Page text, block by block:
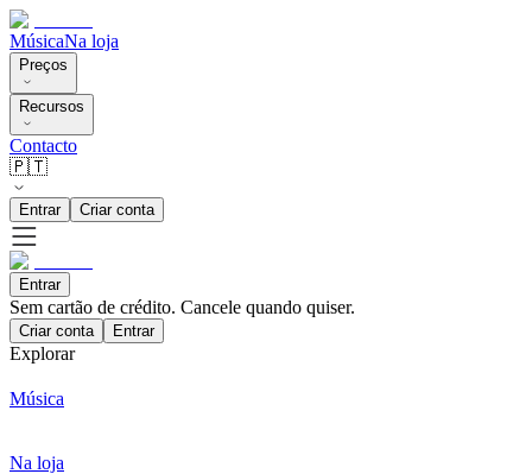
MúsicaNa loja
Preços
Recursos
Contacto
🇵🇹
Entrar Criar conta
Entrar
Sem cartão de crédito. Cancele quando quiser.
Criar conta Entrar
Explorar
Música
Na loja